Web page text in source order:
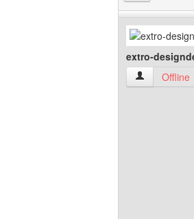
extro-
extro-Offline